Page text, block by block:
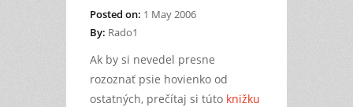
Posted on: 1 May 2006
By: Rado1
Ak by si nevedel presne
rozoznať psie hovienko od
ostatných, prečítaj si túto knižku